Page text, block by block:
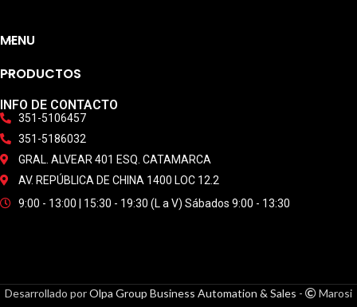
MENU
PRODUCTOS
INFO DE CONTACTO
351-5106457
351-5186032
GRAL. ALVEAR 401 ESQ. CATAMARCA
AV. REPÚBLICA DE CHINA 1400 LOC 12.2
9:00 - 13:00 | 15:30 - 19:30 (L a V) Sábados 9:00 - 13:30
Desarrollado porOlpa Group Business Automation & Sales -
Marosi